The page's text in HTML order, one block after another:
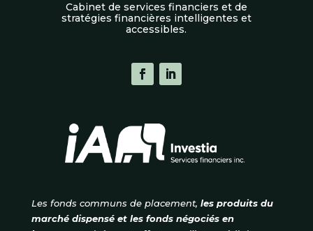
Cabinet de services financiers et de
stratégies financières intelligentes et
accessibles.
Les fonds communs de placement, les produits du
marché dispensé et les fonds négociés en